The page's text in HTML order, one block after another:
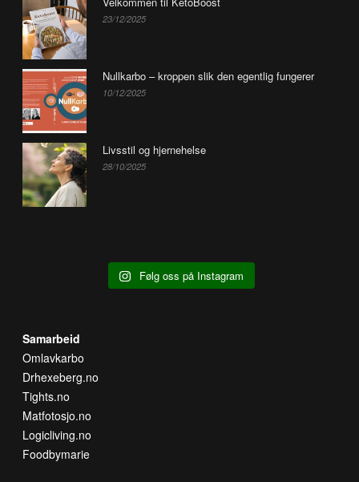
23/12/2025
Nullkarbo – kroppen slik den egentlig fungerer
10/12/2025
Livsstil og hjernehelse
28/10/2025
Følg oss på Instagram
Samarbeid
Omlavkarbo
Drhexeberg.no
Tights.no
Matfotosjo.no
Logicliving.no
Foodbymarie